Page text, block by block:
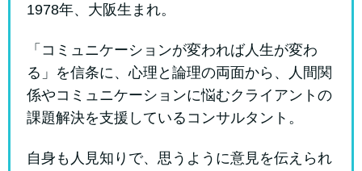
1978年、大阪生まれ。
「コミュニケーションが変われば人生が変わ
る」を信条に、心理と論理の両面から、人間関
係やコミュニケーションに悩むクライアントの
課題解決を支援しているコンサルタント。
自身も人見知りで、思うように意見を伝えられ